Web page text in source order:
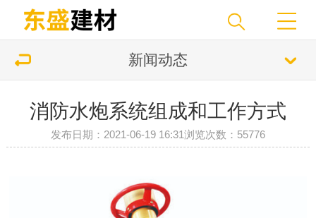
新闻动态
消防水炮系统组成和工作方式
发布日期：2021-06-19 16:31浏览次数：55776